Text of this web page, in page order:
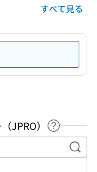
すべて見る
JPRO）
ヘルプペ
キ